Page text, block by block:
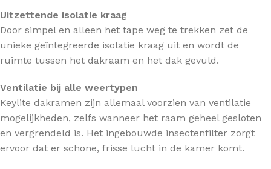
Uitzettende isolatie kraag
Door simpel en alleen het tape weg te trekken zet de
unieke geïntegreerde isolatie kraag uit en wordt de
ruimte tussen het dakraam en het dak gevuld.
Ventilatie bij alle weertypen
Keylite dakramen zijn allemaal voorzien van ventilatie
mogelijkheden, zelfs wanneer het raam geheel gesloten
en vergrendeld is. Het ingebouwde insectenfilter zorgt
ervoor dat er schone, frisse lucht in de kamer komt.